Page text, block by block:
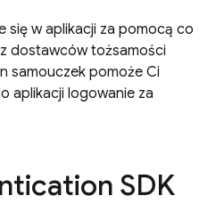
się w aplikacji za pomocą co
dostawców tożsamości
samouczek pomoże Ci
aplikacji logowanie za
SDK